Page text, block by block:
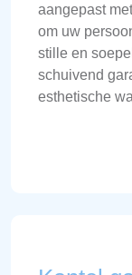
aangepast
om uw
stille en
schuivend
esthetische